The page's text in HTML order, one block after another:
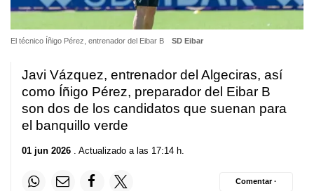
El técnico Íñigo Pérez, entrenador del Eibar B SD Eibar
Javi Vázquez, entrenador del Algeciras, así
como Íñigo Pérez, preparador del Eibar B
son dos de los candidatos que suenan para
el banquillo verde
01 jun 2026 . Actualizado a las 17:14 h.
Comentar ·